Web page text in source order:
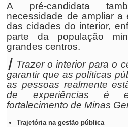
A pré-candidata
necessidade de ampliar a
das cidades do interior,
parte da população
grandes centros.
┃ Trazer o interior para o
garantir que as políticas
as pessoas realmente
de experiências é
fortalecimento de Minas
Trajetória na gestão pública